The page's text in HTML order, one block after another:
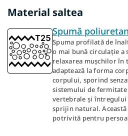
Material saltea
Spumă
Spuma profilată de
o mai bună circulație
relaxarea mușchilor în
adaptează la forma
corpului, sporind
sistemului de fermitate
vertebrale și
sprijin natural. Această
potrivită pentru